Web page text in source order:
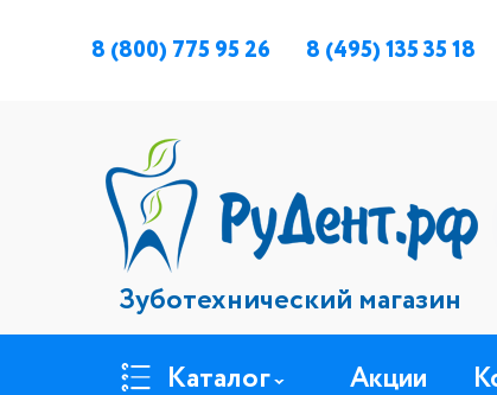
8 (800) 775 95 26 8 (495) 135 35 18
Зуботехнический магазин
Каталог Акции